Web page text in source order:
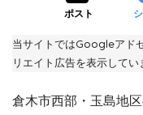
ポスト
当サイトではGoogleアド
リエイト広告を表示してい
倉木市西部・玉島地